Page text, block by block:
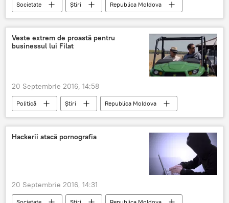
Societate Știri
Republica Moldova
Orhei
Moldova Viorel Dandara
Veste extrem de proastă pentru
businessul lui Filat
20 Septembrie 2016, 14:58
Politică Știri
Republica Moldova
Vlad Filat
Ion Rusu
BNM
Caravita
dizolvare
Hackerii atacă pornografia
20 Septembrie 2016, 14:31